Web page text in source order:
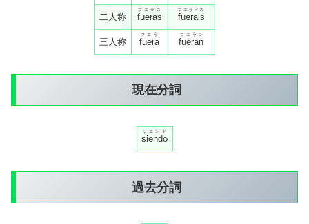
二人称 fueras
フエラス
fuerais
フエライス
三人称 fuera
フエラ
fueran
フエラン
現在分詞
siendo
シエンド
過去分詞